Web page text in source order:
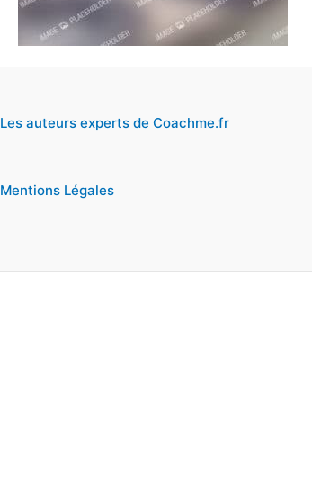
Les auteurs experts de Coachme.fr
Mentions Légales